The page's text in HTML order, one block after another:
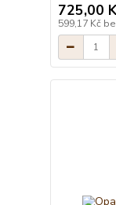
725,00
599,17 Kč